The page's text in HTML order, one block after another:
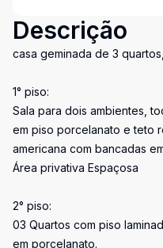
Descrição
casa geminada de 3
1° piso:
Sala para dois ambientes,
em piso porcelanato e teto
americana com bancadas
Área privativa Espaçosa
2° piso:
03 Quartos com piso
em porcelanato.